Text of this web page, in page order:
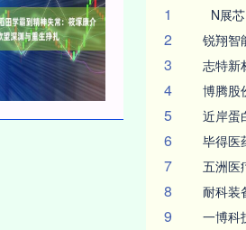
1
N展芯
2 锐翔智
3 志特新
4 博腾股
5 近岸蛋
6 毕得医
7 五洲医
8 耐科装
9 一博科